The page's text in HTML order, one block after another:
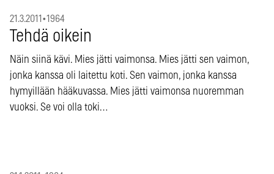
21.3.2011 •1964
Tehdä oikein
Näin siinä kävi. Mies jätti vaimonsa. Mies jätti sen vaimon,
jonka kanssa oli laitettu koti. Sen vaimon, jonka kanssa
hymyillään hääkuvassa. Mies jätti vaimonsa nuoremman
vuoksi. Se voi olla toki…